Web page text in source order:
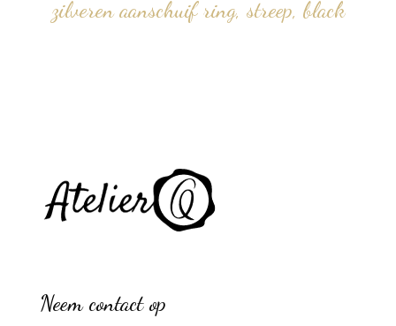
zilveren aanschuif ring, streep, black
Neem contact op